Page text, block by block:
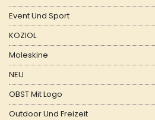
Event Und Sport
KOZIOL
Moleskine
NEU
OBST Mit Logo
Outdoor Und Freizeit